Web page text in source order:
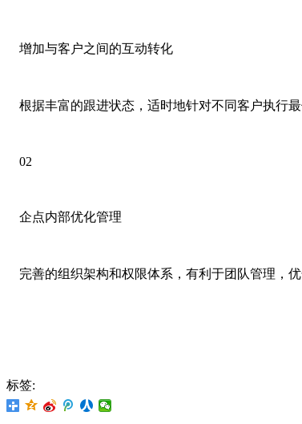
增加与客户之间的互动转化
根据丰富的跟进状态，适时地针对不同客户执行
02
企点内部优化管理
完善的组织架构和权限体系，有利于团队管理，
标签: